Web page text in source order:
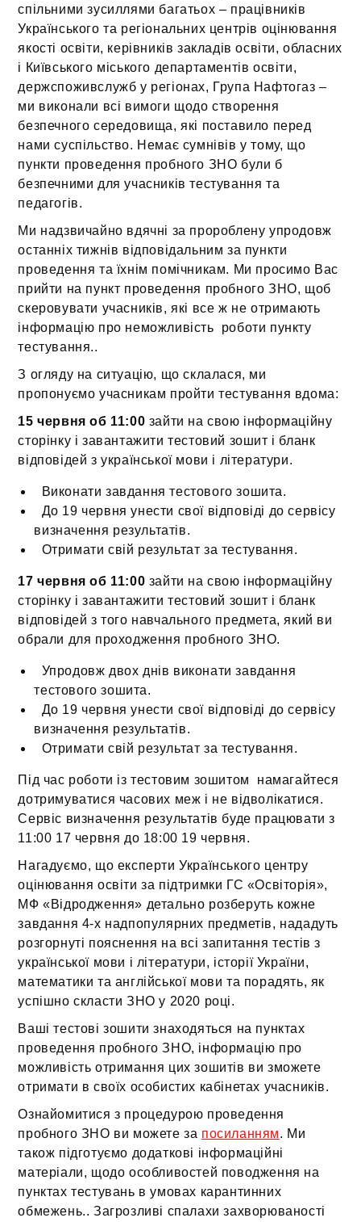
спільними зусиллями багатьох – працівників
Українського та регіональних центрів оцінювання
якості освіти, керівників закладів освіти, обласних
і Київського міського департаментів освіти,
держспоживслужб у регіонах, Група Нафтогаз –
ми виконали всі вимоги щодо створення
безпечного середовища, які поставило перед
нами суспільство. Немає сумнівів у тому, що
пункти проведення пробного ЗНО були б
безпечними для учасників тестування та
педагогів.
Ми надзвичайно вдячні за пророблену упродовж
останніх тижнів відповідальним за пункти
проведення та їхнім помічникам. Ми просимо Вас
прийти на пункт проведення пробного ЗНО, щоб
скеровувати учасників, які все ж не отримають
інформацію про неможливість роботи пункту
тестування..
З огляду на ситуацію, що склалася, ми
пропонуємо учасникам пройти тестування вдома:
15 червня об 11:00 зайти на свою інформаційну
сторінку і завантажити тестовий зошит і бланк
відповідей з української мови і літератури.
Виконати завдання тестового зошита.
До 19 червня унести свої відповіді до сервісу
визначення результатів.
Отримати свій результат за тестування.
17 червня об 11:00 зайти на свою інформаційну
сторінку і завантажити тестовий зошит і бланк
відповідей з того навчального предмета, який ви
обрали для проходження пробного ЗНО.
Упродовж двох днів виконати завдання
тестового зошита.
До 19 червня унести свої відповіді до сервісу
визначення результатів.
Отримати свій результат за тестування.
Під час роботи із тестовим зошитом намагайтеся
дотримуватися часових меж і не відволікатися.
Сервіс визначення результатів буде працювати з
11:00 17 червня до 18:00 19 червня.
Нагадуємо, що експерти Українського центру
оцінювання освіти за підтримки ГС «Освіторія»,
МФ «Відродження» детально розберуть кожне
завдання 4-х надпопулярних предметів, нададуть
розгорнуті пояснення на всі запитання тестів з
української мови і літератури, історії України,
математики та англійської мови та порадять, як
успішно скласти ЗНО у 2020 році.
Ваші тестові зошити знаходяться на пунктах
проведення пробного ЗНО, інформацію про
можливість отримання цих зошитів ви зможете
отримати в своїх особистих кабінетах учасників.
Ознайомитися з процедурою проведення
пробного ЗНО ви можете за посиланням. Ми
також підготуємо додаткові інформаційні
матеріали, щодо особливостей поводження на
пунктах тестувань в умовах карантинних
обмежень.. Загрозливі спалахи захворюваності